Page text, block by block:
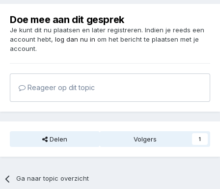
Doe mee aan dit gesprek
Je kunt dit nu plaatsen en later registreren. Indien je reeds een
account hebt, log dan nu in om het bericht te plaatsen met je
account.
Reageer op dit topic
Delen Volgers 1
Ga naar topic overzicht